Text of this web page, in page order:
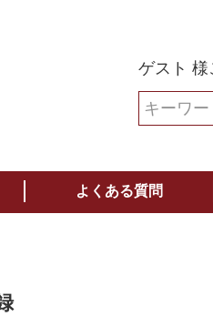
ゲスト 様
よくある質問